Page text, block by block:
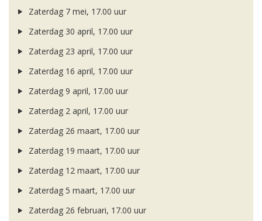
Zaterdag 7 mei, 17.00 uur
Zaterdag 30 april, 17.00 uur
Zaterdag 23 april, 17.00 uur
Zaterdag 16 april, 17.00 uur
Zaterdag 9 april, 17.00 uur
Zaterdag 2 april, 17.00 uur
Zaterdag 26 maart, 17.00 uur
Zaterdag 19 maart, 17.00 uur
Zaterdag 12 maart, 17.00 uur
Zaterdag 5 maart, 17.00 uur
Zaterdag 26 februari, 17.00 uur